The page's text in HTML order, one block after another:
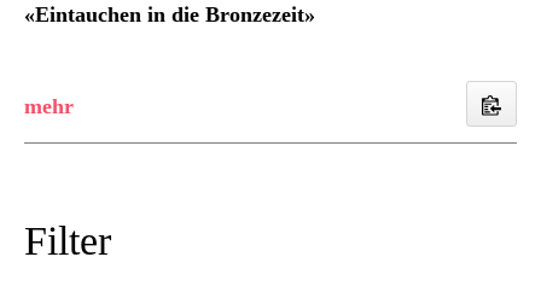
«Eintauchen in die Bronzezeit»
Filter